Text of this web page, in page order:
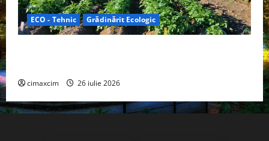
ECO - Tehnic Grădinărit Ecologic
cimaxcim 26 iulie 2026